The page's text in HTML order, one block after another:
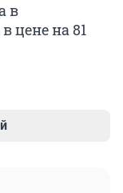
в
цене на 81